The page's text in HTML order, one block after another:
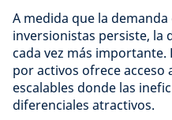
A medida que la
inversionistas persiste, la
cada vez más
por activos ofrece acceso
escalables donde las
diferenciales atractivos.